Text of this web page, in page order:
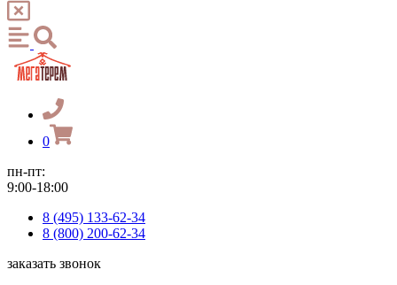
0
пн-пт:
9:00-18:00
8 (495) 133-62-34
8 (800) 200-62-34
заказать звонок